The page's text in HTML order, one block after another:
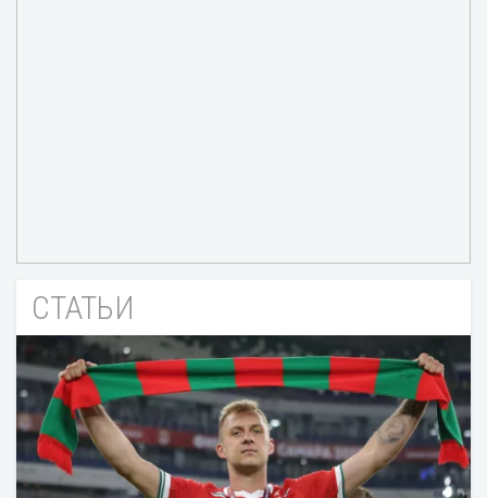
СТАТЬИ